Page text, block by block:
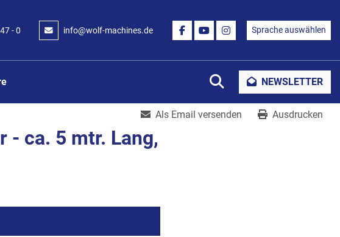
- 0 info@wolf-machines.de
FACEBOOK
YOUTUBEINSTAGRAM
Sprache auswählen
SucheNEWSLETTER
Als Email versenden Ausdrucken
- ca. 5 mtr. Lang,